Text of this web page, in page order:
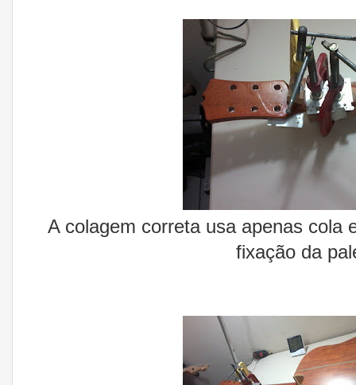
A colagem correta usa apenas cola
fixação da